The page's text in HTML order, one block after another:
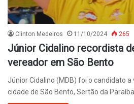
Clinton Medeiros 11/10/2024 265
Júnior Cidalino recordista
vereador em São Bento
Júnior Cidalino (MDB) foi o candidato
cidade de São Bento, Sertão da